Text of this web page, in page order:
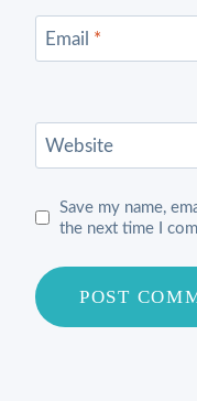
Email *
Website
Save my name,
the next time I